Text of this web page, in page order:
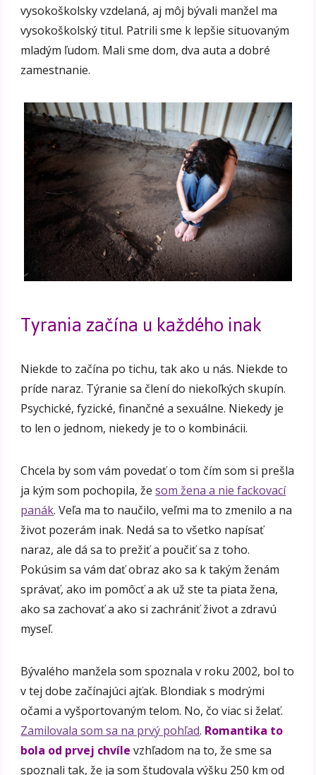
vysokoškolsky vzdelaná, aj môj bývali manžel ma
vysokoškolský titul. Patrili sme k lepšie situovaným
mladým ľudom. Mali sme dom, dva auta a dobré
zamestnanie.
Tyrania začína u každého inak
Niekde to začína po tichu, tak ako u nás. Niekde to
príde naraz. Týranie sa člení do niekoľkých skupín.
Psychické, fyzické, finančné a sexuálne. Niekedy je
to len o jednom, niekedy je to o kombinácii.
Chcela by som vám povedať o tom čím som si prešla
ja kým som pochopila, žesom žena a nie fackovací
panák. Veľa ma to naučilo, veľmi ma to zmenilo a na
život pozerám inak. Nedá sa to všetko napísať
naraz, ale dá sa to prežiť a poučiť sa z toho.
Pokúsim sa vám dať obraz ako sa k takým ženám
správať, ako im pomôcť a ak už ste ta piata žena,
ako sa zachovať a ako si zachrániť život a zdravú
myseľ.
Bývalého manžela som spoznala v roku 2002, bol to
v tej dobe začínajúci ajťak. Blondiak s modrými
očami a vyšportovaným telom. No, čo viac si želať.
Zamilovala som sa na prvý pohľad. Romantika to
bola od prvej chvíle vzhľadom na to, že sme sa
spoznali tak, že ja som študovala výšku 250 km od